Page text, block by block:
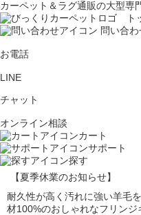
カーペット＆ラグ通販の大型専
問い合わ
お電話
LINE
チャット
オンライン相談
カート
サポート
探す
【夏季休業のお知らせ】
耐久性が高く汚れに強い羊毛
材100%のおしゃれなフリンジ